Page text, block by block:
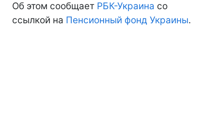
Об этом сообщает РБК-Украина со
ссылкой на Пенсионный фонд Украины.